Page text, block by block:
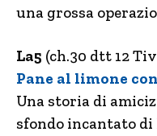
una grossa
La5 (ch.30 dtt 12
Pane al limone
Una storia di
sfondo incantato